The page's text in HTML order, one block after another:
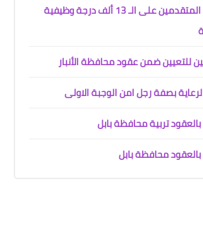
أسماء الفائزين المتقدمين على الـ 13 ألف درجة وظيفية
للتعيين ضمن عقود محافظة الأنبار
بصفة رجل امن الوجبة الاولى
تربية محافظة بابل
بالعقود محافظة بابل